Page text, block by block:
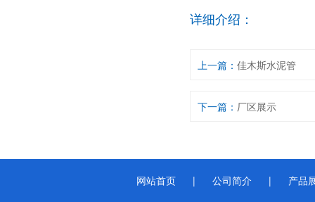
详细介绍：
上一篇： 佳木斯水泥管
下一篇： 厂区展示
网站首页 | 公司简介 | 产品